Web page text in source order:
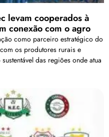
levam cooperados à
conexão com o agro
como parceiro estratégico do
os produtores rurais e
das regiões onde atua